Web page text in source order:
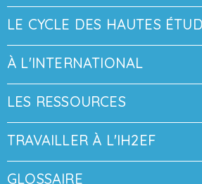
LE CYCLE DES HAUTES
À L'INTERNATIONAL
LES RESSOURCES
TRAVAILLER À L'IH2EF
GLOSSAIRE